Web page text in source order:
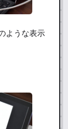
ような表示